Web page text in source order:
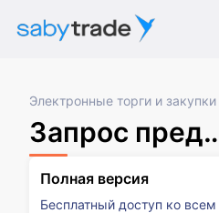
Электронные торги и закупки
Запрос предложений
Полная версия
Бесплатный доступ ко